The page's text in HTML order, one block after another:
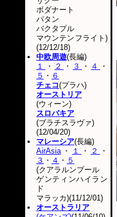
ボダナート
パタン
バクタプル
マウンテンフライト)
(12/12/18)
中欧周遊(長編)
１
・ ２ ・ ３ ・ ４
・
５ ・ ６
チェコ(プラハ)
オーストリア
(ウィーン)
スロバキア
(ブラチスラヴァ)
(12/04/20)
マレーシア(長編)
AirAsia・ １ ・ ２
・
３ ・ ４ ・ ５
(クアラルンプール
ゲンティンハイラン
ド
マラッカ)(11/12/01)
オーストラリア